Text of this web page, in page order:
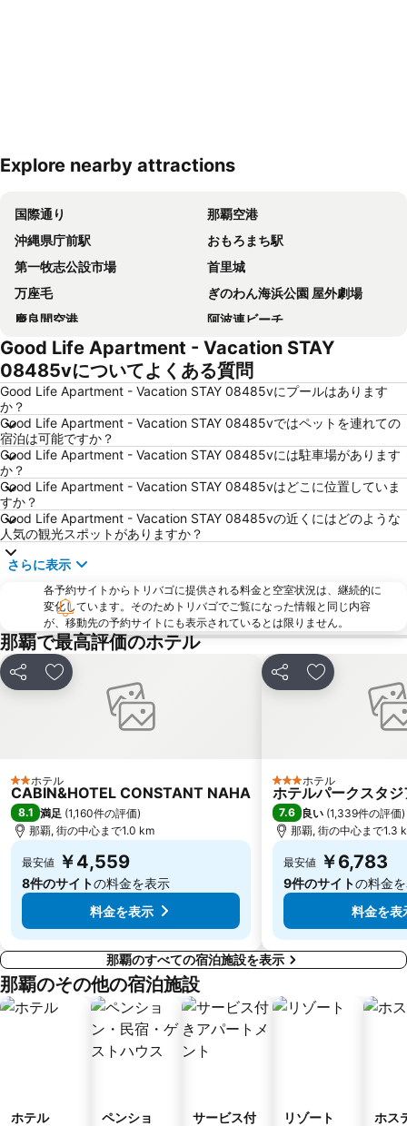
Explore nearby attractions
国際通り
那覇空港
沖縄県庁前駅
おもろまち駅
第一牧志公設市場
首里城
万座毛
ぎのわん海浜公園 屋外劇場
慶良間空港
阿波連ビーチ
平和記念公園‐糸満市
琉球王国のグスク及び関連遺産群
Fukushu-en Garden
Odd Land
Tomari Iyumachi
Okinawa Prefectural Museum and Art Museum
Shureimon
Heiwadori
Good Life Apartment - Vacation STAY
08485vについてよくある質問
Good Life Apartment - Vacation STAY 08485vにプールはあります
か？
Good Life Apartment - Vacation STAY 08485vではペットを連れての
宿泊は可能ですか？
Good Life Apartment - Vacation STAY 08485vには駐車場があります
か？
Good Life Apartment - Vacation STAY 08485vはどこに位置していま
すか？
Good Life Apartment - Vacation STAY 08485vの近くにはどのような
人気の観光スポットがありますか？
さらに表示
各予約サイトからトリバゴに提供される料金と空室状況は、継続的に
変化しています。そのためトリバゴでご覧になった情報と同じ内容
が、移動先の予約サイトにも表示されているとは限りません。
那覇で最高評価のホテル
シェア お気に入りに追加
2 ホテルのランク
ホテル
CABIN&HOTEL CONSTANT NAHA
8.1 満足 (1,160件の評価)
那覇, 街の中心まで1.0 km
最安値 ￥4,559
8件のサイトの料金を表示
料金を表示
シェア お気に入りに
3 ホテルのランク
ホテル
ホテルパークスタ
7.6 良い (1,339件の評価)
那覇, 街の中心まで1.3
最安値 ￥6,783
9件のサイトの料金
料金を表
那覇のすべての宿泊施設を表示
那覇のその他の宿泊施設
ホテル
ペンショ
サービス付
リゾート ホス